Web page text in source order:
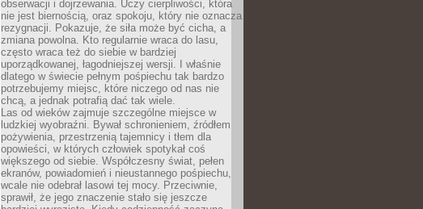
obserwacji i dojrzewania. Uczy cierpliwości, która
nie jest biernością, oraz spokoju, który nie oznacza
rezygnacji. Pokazuje, że siła może być cicha, a
zmiana powolna. Kto regularnie wraca do lasu,
często wraca też do siebie w bardziej
uporządkowanej, łagodniejszej wersji. I właśnie
dlatego w świecie pełnym pośpiechu tak bardzo
potrzebujemy miejsc, które niczego od nas nie
chcą, a jednak potrafią dać tak wiele.
Las od wieków zajmuje szczególne miejsce w
ludzkiej wyobraźni. Bywał schronieniem, źródłem
pożywienia, przestrzenią tajemnicy i tłem dla
opowieści, w których człowiek spotykał coś
większego od siebie. Współczesny świat, pełen
ekranów, powiadomień i nieustannego pośpiechu,
wcale nie odebrał lasowi tej mocy. Przeciwnie,
sprawił, że jego znaczenie stało się jeszcze